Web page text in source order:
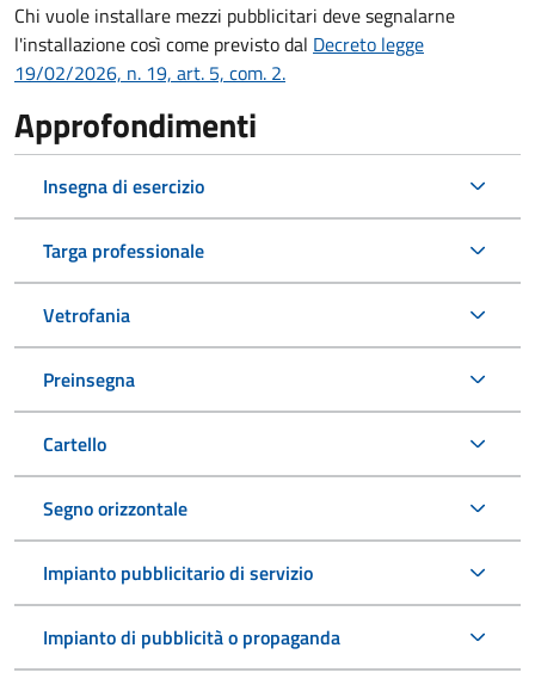
Chi vuole installare mezzi pubblicitari deve segnalarne
l'installazione così come previsto dal Decreto legge
19/02/2026, n. 19, art. 5, com. 2.
Approfondimenti
Insegna di esercizio
Targa professionale
Vetrofania
Preinsegna
Cartello
Segno orizzontale
Impianto pubblicitario di servizio
Impianto di pubblicità o propaganda